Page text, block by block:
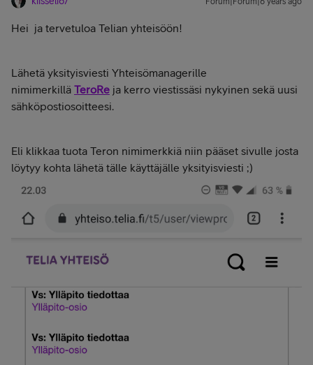
Hei ja tervetuloa Telian yhteisöön!
Lähetä yksityisviesti Yhteisömanagerille
nimimerkillä TeroRe ja kerro viestissäsi nykyinen sekä uusi
sähköpostiosoitteesi.
Eli klikkaa tuota Teron nimimerkkiä niin pääset sivulle josta
löytyy kohta lähetä tälle käyttäjälle yksityisviesti ;)